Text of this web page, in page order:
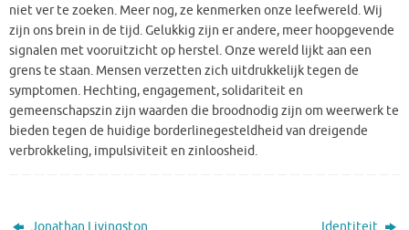
niet ver te zoeken. Meer nog, ze kenmerken onze leefwereld. Wij
zijn ons brein in de tijd. Gelukkig zijn er andere, meer hoopgevende
signalen met vooruitzicht op herstel. Onze wereld lijkt aan een
grens te staan. Mensen verzetten zich uitdrukkelijk tegen de
symptomen. Hechting, engagement, solidariteit en
gemeenschapszin zijn waarden die broodnodig zijn om weerwerk te
bieden tegen de huidige borderlinegesteldheid van dreigende
verbrokkeling, impulsiviteit en zinloosheid.
Jonathan Livingston Identiteit